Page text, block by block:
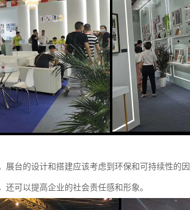
展台的设计和搭建应该考虑到环保和可持续性的
可以提高企业的社会责任感和形象。